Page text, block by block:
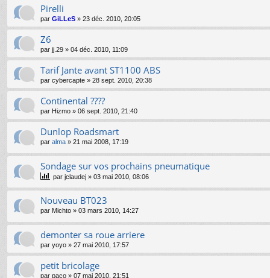
Pirelli
par GiLLeS » 23 déc. 2010, 20:05
Z6
par jj.29 » 04 déc. 2010, 11:09
Tarif Jante avant ST1100 ABS
par cybercapte » 28 sept. 2010, 20:38
Continental ????
par Hizmo » 06 sept. 2010, 21:40
Dunlop Roadsmart
par alma » 21 mai 2008, 17:19
Sondage sur vos prochains pneumatique
par jclaudej » 03 mai 2010, 08:06
Nouveau BT023
par Michto » 03 mars 2010, 14:27
demonter sa roue arriere
par yoyo » 27 mai 2010, 17:57
petit bricolage
par paco » 07 mai 2010, 21:51